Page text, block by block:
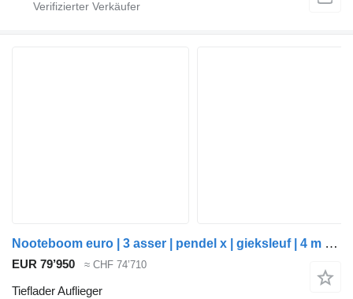
Nooteboom euro | 3 asser | pendel x | gieksleuf | 4 m uitschuifbaar
EUR 79’950 ≈ CHF 74’710
Tieflader Auflieger